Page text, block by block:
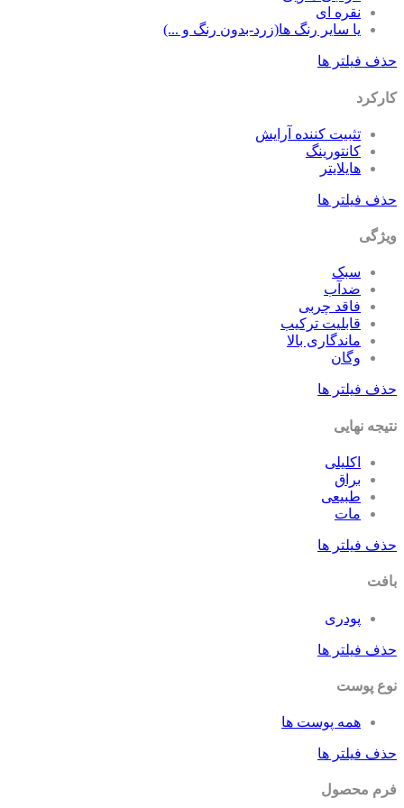
نقره ای
یا سایر رنگ ها(زرد-بدون رنگ و ...)
فیلتر ها
تثبیت کننده آرایش
کانتورینگ
هایلایتر
فیلتر ها
سبک
ضدآب
فاقد چربی
قابلیت ترکیب
ماندگاری بالا
وگان
فیلتر ها
نهایی
اکلیلی
براق
طبیعی
مات
فیلتر ها
پودری
فیلتر ها
پوست
همه پوست ها
فیلتر ها
محصول